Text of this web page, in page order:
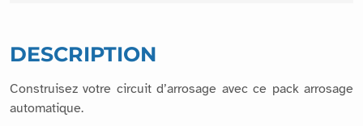
DESCRIPTION
Construisez votre circuit d’arrosage avec ce pack arrosage
automatique.